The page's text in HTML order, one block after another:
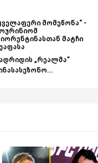
მომეწონა“ -
მატჩი
„რეალმა“